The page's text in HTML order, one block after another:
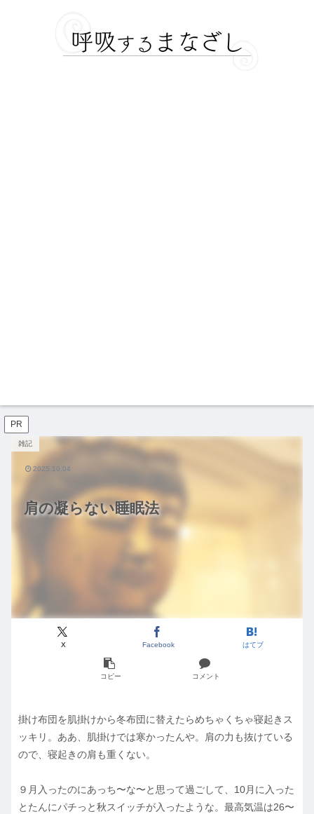
PR
肩の凝らない睡眠法
雑記
X Facebook はてブ
コピー コメント
2025.10.04
掛け布団を肌掛けから冬布団に替えたらめちゃくちゃ寝起きス
ッキリ。ああ、肌掛けでは寒かったんや。肩の力も抜けている
ので、寝起きの肩も重くない。
９月入ったのにあっち〜な〜と思って過ごして、10月に入った
とたんにパチっと秋スイッチが入ったような。最高気温は26〜